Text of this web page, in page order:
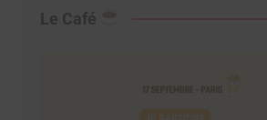
Le Café